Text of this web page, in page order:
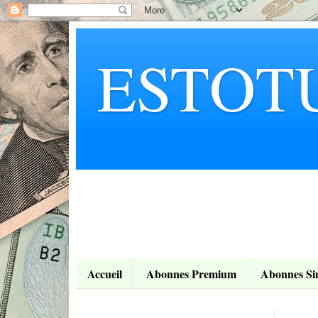
Accueil Abonnes Premium Abonnes